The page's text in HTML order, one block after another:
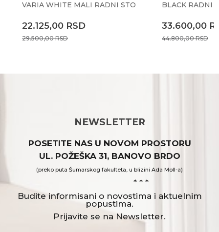
VARIA WHITE MALI RADNI STO
22.125,00 RSD
29.500,00RSD
BLACK RADNI
33.600,00
44.800,00RSD
NEWSLETTER
POSETITE NAS U NOVOM PROSTORU
UL. POŽEŠKA 31, BANOVO BRDO
(preko puta Šumarskog fakulteta, u blizini Ada Moll-a)
* * *
Budite informisani o novostima i aktuelnim
popustima.
Prijavite se na Newsletter.